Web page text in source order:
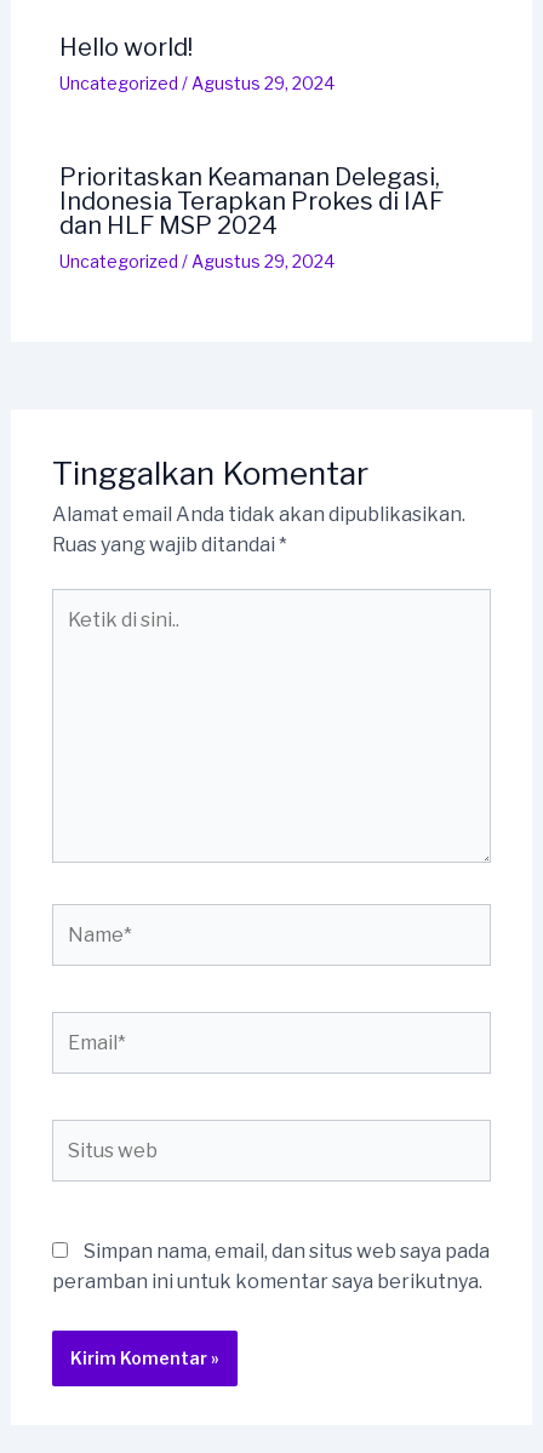
Hello world!
Uncategorized / Agustus 29, 2024
Prioritaskan Keamanan Delegasi,
Indonesia Terapkan Prokes di IAF
dan HLF MSP 2024
Uncategorized / Agustus 29, 2024
Tinggalkan Komentar
Alamat email Anda tidak akan dipublikasikan.
Ruas yang wajib ditandai *
web
Simpan nama, email, dan situs web saya pada
peramban ini untuk komentar saya berikutnya.